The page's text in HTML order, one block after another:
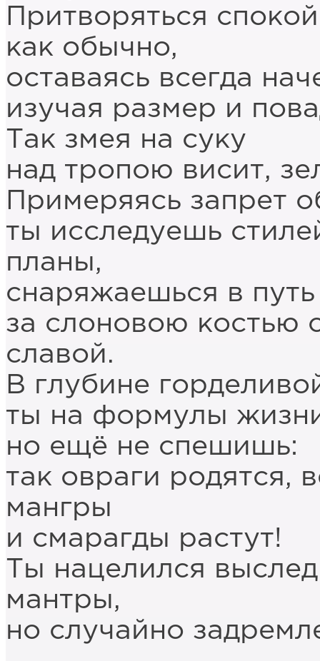
Притворяться
как обычно,
оставаясь всегда
изучая размер и
Так змея на суку
над тропою висит,
Примеряясь запрет
ты исследуешь
планы,
снаряжаешься в путь
за слоновою костью
славой.
В глубине
ты на формулы
но ещё не спешишь:
так овраги родятся,
мангры
и смарагды растут!
Ты нацелился
мантры,
но случайно